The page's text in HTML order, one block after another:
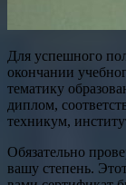
Для успешного
окончании
тематику
диплом,
техникум,
Обязательно
вашу степень.